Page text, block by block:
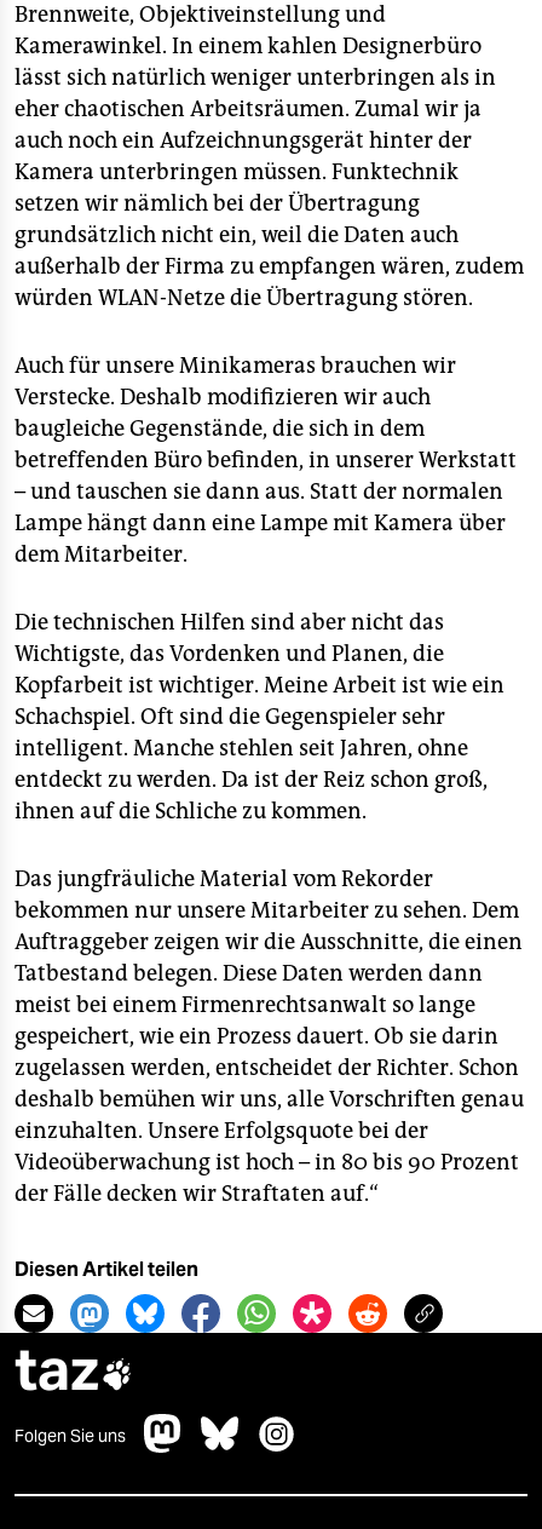
Brennweite, Objektiveinstellung und
Kamerawinkel. In einem kahlen Designerbüro
lässt sich natürlich weniger unterbringen als in
eher chaotischen Arbeitsräumen. Zumal wir ja
auch noch ein Aufzeichnungsgerät hinter der
Kamera unterbringen müssen. Funktechnik
setzen wir nämlich bei der Übertragung
grundsätzlich nicht ein, weil die Daten auch
außerhalb der Firma zu empfangen wären, zudem
würden WLAN-Netze die Übertragung stören.
Auch für unsere Minikameras brauchen wir
Verstecke. Deshalb modifizieren wir auch
baugleiche Gegenstände, die sich in dem
betreffenden Büro befinden, in unserer Werkstatt
– und tauschen sie dann aus. Statt der normalen
Lampe hängt dann eine Lampe mit Kamera über
dem Mitarbeiter.
Die technischen Hilfen sind aber nicht das
Wichtigste, das Vordenken und Planen, die
Kopfarbeit ist wichtiger. Meine Arbeit ist wie ein
Schachspiel. Oft sind die Gegenspieler sehr
intelligent. Manche stehlen seit Jahren, ohne
entdeckt zu werden. Da ist der Reiz schon groß,
ihnen auf die Schliche zu kommen.
Das jungfräuliche Material vom Rekorder
bekommen nur unsere Mitarbeiter zu sehen. Dem
Auftraggeber zeigen wir die Ausschnitte, die einen
Tatbestand belegen. Diese Daten werden dann
meist bei einem Firmenrechtsanwalt so lange
gespeichert, wie ein Prozess dauert. Ob sie darin
zugelassen werden, entscheidet der Richter. Schon
deshalb bemühen wir uns, alle Vorschriften genau
einzuhalten. Unsere Erfolgsquote bei der
Videoüberwachung ist hoch – in 80 bis 90 Prozent
der Fälle decken wir Straftaten auf.“
Diesen Artikel teilen
taz
Folgen Sie uns